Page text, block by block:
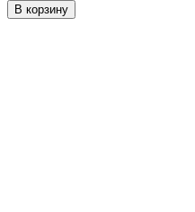
В корзину